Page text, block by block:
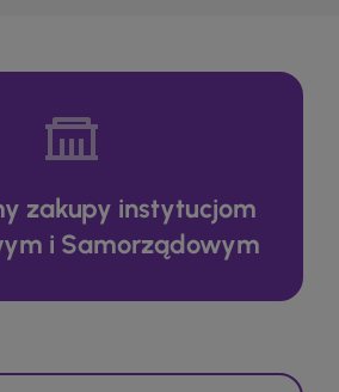
zakupy instytucjom
i Samorządowym